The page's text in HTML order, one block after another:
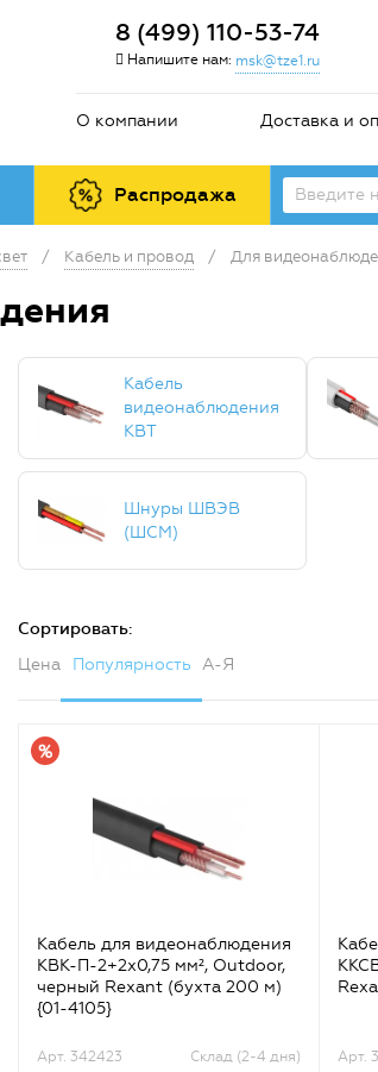
8 (499) 110-53-74
Напишите нам: msk@tze1.ru
О компании Доставка и
Распродажа
/ Кабель и провод / Для
Кабель
видеонаблюдения
КВТ
Шнуры ШВЭВ
(ШСМ)
Сортировать:
Цена
Популярность А-Я
Кабель для видеонаблюдения
КВК-П-2+2х0,75 мм², Outdoor,
черный Rexant (бухта 200 м)
{01-4105}
Арт. 342423 Склад (2-4 дня) Арт.